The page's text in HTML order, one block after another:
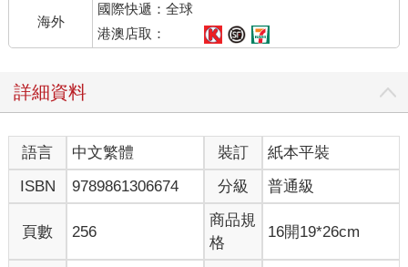
海外
國際快遞：全球
港澳店取：
詳細資料
語言 中文繁體 裝訂
紙本平裝
ISBN
9789861306674 分級 普通級
頁數 256
商品規
格
16開19*26cm